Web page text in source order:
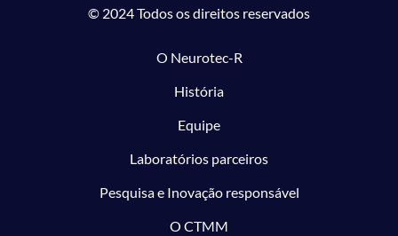
© 2024 Todos os direitos reservados
O Neurotec-R
História
Equipe
Laboratórios parceiros
Pesquisa e Inovação responsável
O CTMM